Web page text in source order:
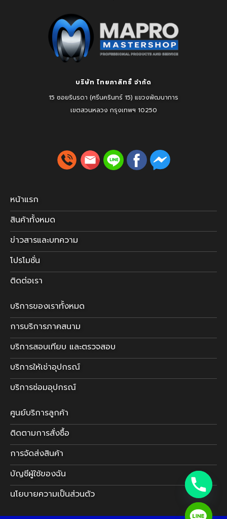
บริษัท ไทยภาสิทธิ์ จำกัด
15 ซอยรินรดา (ศรีนครินทร์ 15) แขวงพัฒนาการ
เขตสวนหลวง กรุงเทพฯ 10250
หน้าแรก
สินค้าทั้งหมด
ข่าวสารและบทความ
โปรโมชั่น
ติดต่อเรา
บริการของเราทั้งหมด
การบริการภาคสนาม
บริการสอบเทียบ และตรวจสอบ
บริการให้เช่าอุปกรณ์
บริการซ่อมอุปกรณ์
ศูนย์บริการลูกค้า
ติดตามการสั่งซื้อ
การจัดส่งสินค้า
บัญชีผู้ใช้ของฉัน
นโยบายความเป็นส่วนตัว